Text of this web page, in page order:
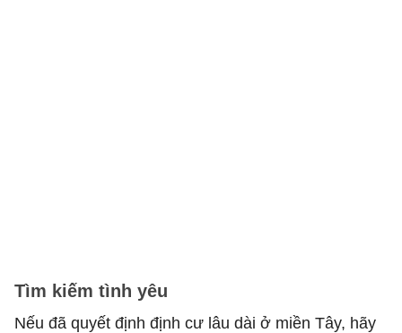
Tìm kiếm tình yêu
Nếu đã quyết định định cư lâu dài ở miền Tây, hãy